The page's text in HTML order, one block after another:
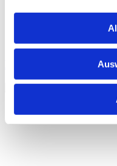
Doppelzimmer Deluxe